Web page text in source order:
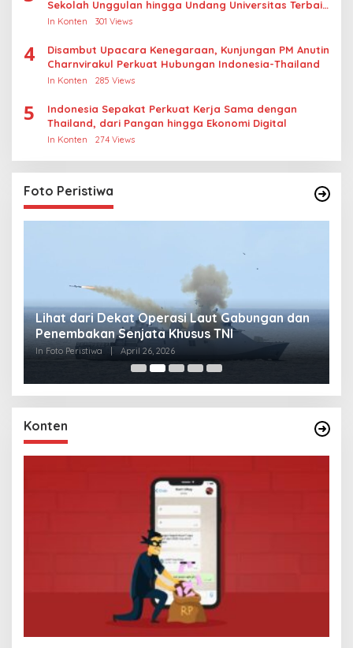
Sekolah Unggulan hingga Undang Universitas Terbaik
Dunia
In Konten 301 Views
4
Disambut Upacara Kenegaraan, Kunjungan PM Anutin
Charnvirakul Perkuat Hubungan Indonesia-Thailand
In Konten 285 Views
5
Indonesia Sepakat Perkuat Kerja Sama dengan
Thailand, dari Pangan hingga Ekonomi Digital
In Konten 274 Views
Foto Peristiwa
Lihat dari Dekat Operasi Laut Gabungan dan
Penembakan Senjata Khusus TNI
In Foto Peristiwa April 26, 2026
Konten